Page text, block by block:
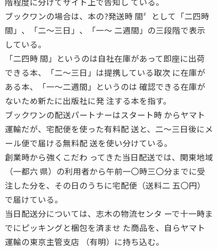
ブックワンの場合は、本の?発送時 間〞として「二四時
間」、「二〜三日」、「一〜 二週間」の三段階で表示
している。
「二四時 間」というのは自社在庫があって即座に出荷
できる本、「二〜三日」は提携している取次 に在庫が
ある本、「一〜二週間」というのは 確認できる在庫が
ないため新たに出版社に発 注する本を指す。
ブックワンの配送パートナーはスタート時 からヤマト
運輸だが、宅配便を使った有料配 送と、二〜三日後にメ
ール便で届ける無料配 送を使い分けている。
創業時から強くこだわ ってきた当日配送では、関東地域
（一都六 県）の利用者から午前一〇時三〇分までに受
注した分を、その日のうちに宅配便（送料二 五〇円）
で届けている。
当日配送分については、志木の物流センタ ーで十一時ま
でにピッキングと梱包を済ませ た商品を、自らヤマト
運輸の東京主管支店 （有明）に持ち込む。